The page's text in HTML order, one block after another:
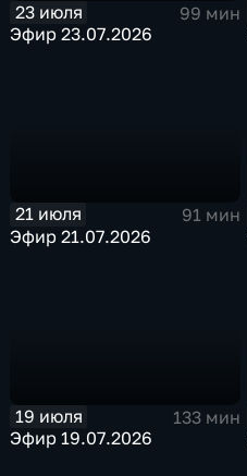
23 июля
99 мин
Эфир 23.07.2026
21 июля
91 мин
Эфир 21.07.2026
19 июля
133 мин
Эфир 19.07.2026